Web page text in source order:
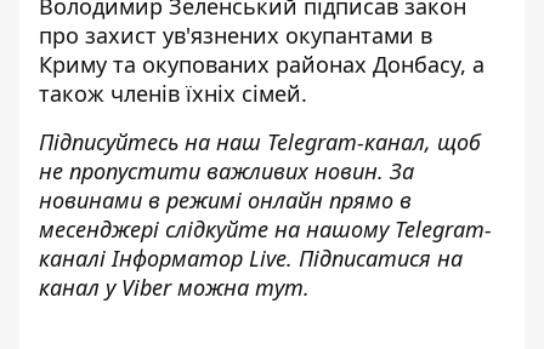
Володимир Зеленський підписав закон
про захист ув'язнених окупантами в
Криму та окупованих районах Донбасу, а
також членів їхніх сімей.
Підписуйтесь на наш Telegram-канал, щоб
не пропустити важливих новин. За
новинами в режимі онлайн прямо в
месенджері слідкуйте на нашому Telegram-
каналіІнформатор Live. Підписатися на
канал у Viber можна тут.